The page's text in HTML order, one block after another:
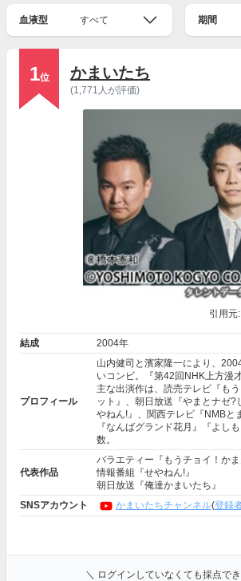
血液型 すべて 期間
1位 かまいたち
(1,771人が評価)
引用元:
結成 2004年
プロフィール
山内健司と濱家隆一により、
いコンビ。『第42回NHK上方漫
主な出演作は、読売テレビ『も
ット』、朝日放送『やまとナゼ?
やねん!』、関西テレビ『NMBと
『なんばグランド花月』『よし
数。
代表作品
バラエティー『もうチョイ！かま
情報番組『せやねん!』
朝日放送『俺達かまいたち』
SNSアカウント
かまいたちチャンネル(登録
＼ ログインしていなくても採点で